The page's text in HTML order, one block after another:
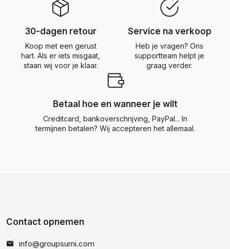
30-dagen retour
Koop met een gerust
hart. Als er iets misgaat,
staan wij voor je klaar.
Service na verkoop
Heb je vragen? Ons
supportteam helpt je
graag verder.
Betaal hoe en wanneer je wilt
Creditcard, bankoverschrijving, PayPal... In
termijnen betalen? Wij accepteren het allemaal.
Contact opnemen
info@groupsumi.com